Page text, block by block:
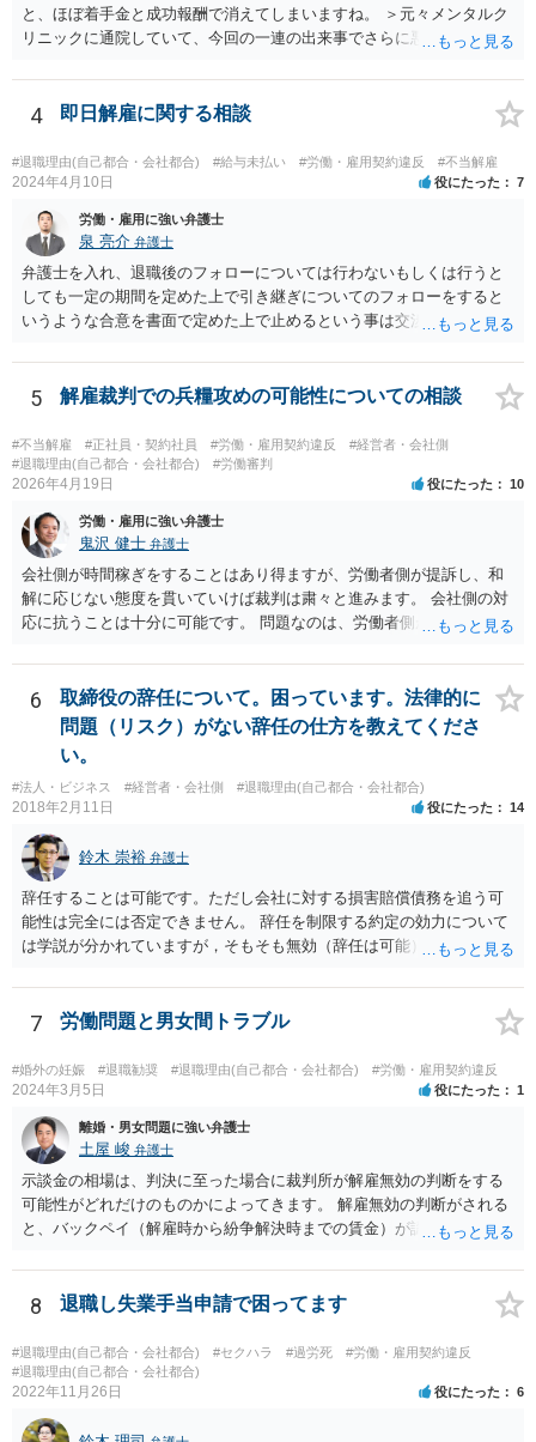
と、ほぼ着手金と成功報酬で消えてしまいますね。 ＞元々メンタルク
リニックに通院していて、今回の一連の出来事でさらに悪化した事実
万が一、慰謝料請求が認められるにしても金額としては微々たるもの
かと思いますが、依頼する弁護士に詳細を説明したうえで指示を仰い
4 即日解雇に関する相談
#退職理由(自己都合・会社都合) #給与未払い #労働・雇用契約違反 #不当解雇
2024年4月10日 役にたった 7
労働・雇用に強い弁護士
泉 亮介 弁護士
弁護士を入れ、退職後のフォローについては行わないもしくは行うと
しても一定の期間を定めた上で引き継ぎについてのフォローをすると
いうような合意を書面で定めた上で止めるという事は交渉次第で可能
弁護士とすることができるため、会社からの連絡を止めることもでき
るかと思われます。 精神的に会社側と対応するのが苦痛であるという
場合には、弁護士を立てた上で退職についての条件面の交渉を行われ
ても良いでしょう。
5 解雇裁判での兵糧攻めの可能性についての相談
#不当解雇 #正社員・契約社員 #労働・雇用契約違反
#経営者・会社側
#退職理由(自己都合・会社都合)
#労働審判
2026年4月19日 役にたった 10
労働・雇用に強い弁護士
鬼沢 健士 弁護士
会社側が時間稼ぎをすることはあり得ますが、労働者側が提訴し、和
解に応じない態度を貫いていけば裁判は粛々と進みます。 会社側の対
応に抗うことは十分に可能です。 問題なのは、労働者側が「争わな
6
取締役の辞任について。困っています。法律的に
問題（リスク）がない辞任の仕方を教えてくださ
い。
#法人・ビジネス #経営者・会社側 #退職理由(自己都合・会社都合)
2018年2月11日 役にたった 14
鈴木 崇裕 弁護士
辞任することは可能です。ただし会社に対する損害賠償債務を追う可
能性は完全には否定できません。 辞任を制限する約定の効力について
は学説が分かれていますが，そもそも無効（辞任は可能）と考える説
る可能性があると考える説が有力です。 ただし，いずれの説をとった
場合でも，会社にとって「不利な時期」に辞任したときは，「やむを
得ない事由」がない限り，会社の損害を賠償しなければならなくなり
ます。 健康上の理由は「やむを得ない事由」の典型ですが，程度によ
って異なります。 子会社の代表取締役が辞任を認めてくれるのであれ
ば，少なくとも法律上は，親会社（子会社にとっての株主）の承諾は
必要ありません。 なお，子会社の代表取締役には，取締役辞任の登記
をしてもらわなければなりません。 親会社が株主代表訴訟を提起する
ことは理論上可能ですが，あなたに対して追及できる責任は，あなた
自身が会社に対して追う責任（例えば任務懈怠責任）の範囲に留まり
ます。子会社の負債をあなたに負わせることはできません。 実際上問
いてくれないと，辞任の登記をするためには，最終的には訴訟を提起
7 労働問題と男女間トラブル
#婚外の妊娠 #退職勧奨 #退職理由(自己都合・会社都合) #労働・雇用契約違反
2024年3月5日 役にたった 1
離婚・男女問題に強い弁護士
土屋 峻 弁護士
示談金の相場は、判決に至った場合に裁判所が解雇無効の判断をする
可能性がどれだけのものかによってきます。 解雇無効の判断がされる
と、バックペイ（解雇時から紛争解決時までの賃金）が認められるの
準となります。解決金の基準は、半年から１年程度の賃金相当額くら
いだと思います。 この件は、弁護士に具体的な内容について、ご相談
8 退職し失業手当申請で困ってます
#退職理由(自己都合・会社都合) #セクハラ #過労死
#労働・雇用契約違反
#退職理由(自己都合・会社都合)
2022年11月26日 役にたった 6